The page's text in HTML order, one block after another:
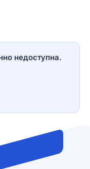
недоступна.